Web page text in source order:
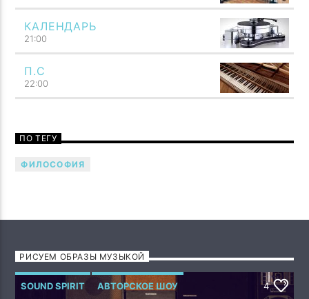
Говори музыкой! Напой семью — TF6 Radio
КАЛЕНДАРЬ
21:00
П.С
22:00
ПО ТЕГУ
ФИЛОСОФИЯ
РИСУЕМ ОБРАЗЫ МУЗЫКОЙ
SOUND SPIRIT АВТОРСКОЕ ШОУ 4